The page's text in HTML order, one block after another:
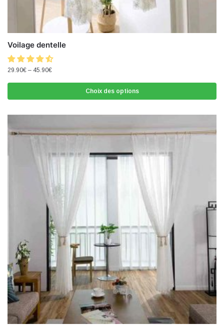
Voilage dentelle
29.90€ – 45.90€
Choix des options